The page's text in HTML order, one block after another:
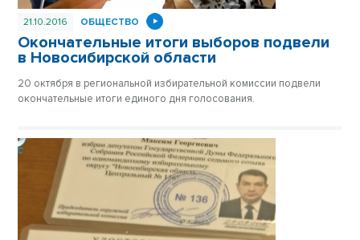
21.10.2016 ОБЩЕСТВО
Окончательные итоги выборов подвели
в Новосибирской области
20 октября в региональной избирательной комиссии подвели
окончательные итоги единого дня голосования.